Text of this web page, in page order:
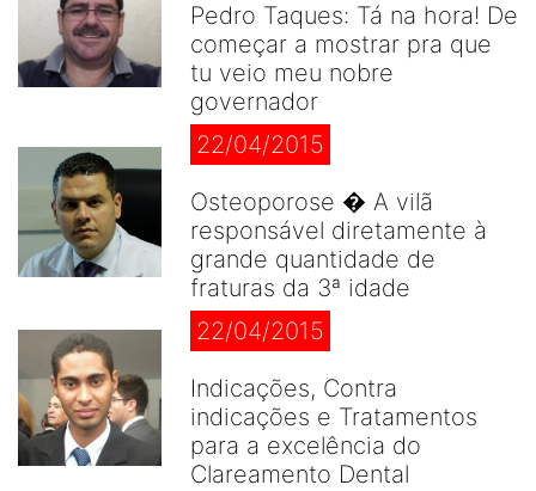
Pedro Taques: Tá na hora! De
começar a mostrar pra que
tu veio meu nobre
governador
22/04/2015
Osteoporose � A vilã
responsável diretamente à
grande quantidade de
fraturas da 3ª idade
22/04/2015
Indicações, Contra
indicações e Tratamentos
para a excelência do
Clareamento Dental